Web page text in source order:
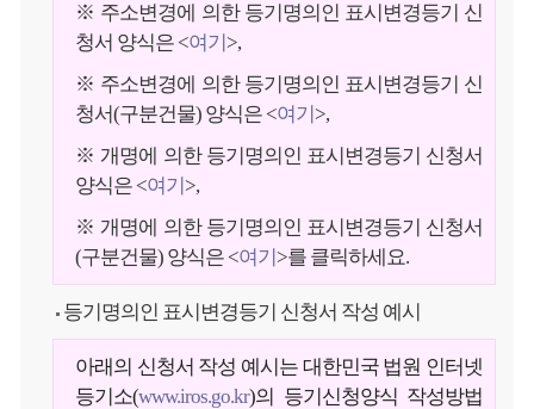
※ 주소변경에 의한 등기명의인 표시변경등기 신
청서 양식은 <여기>,
※ 주소변경에 의한 등기명의인 표시변경등기 신
청서(구분건물) 양식은 <여기>,
※ 개명에 의한 등기명의인 표시변경등기 신청서
양식은 <여기>,
※ 개명에 의한 등기명의인 표시변경등기 신청서
(구분건물) 양식은 <여기>를 클릭하세요.
등기명의인 표시변경등기 신청서 작성 예시
아래의 신청서 작성 예시는 대한민국 법원 인터넷
등기소(www.iros.go.kr)의 등기신청양식 작성방법